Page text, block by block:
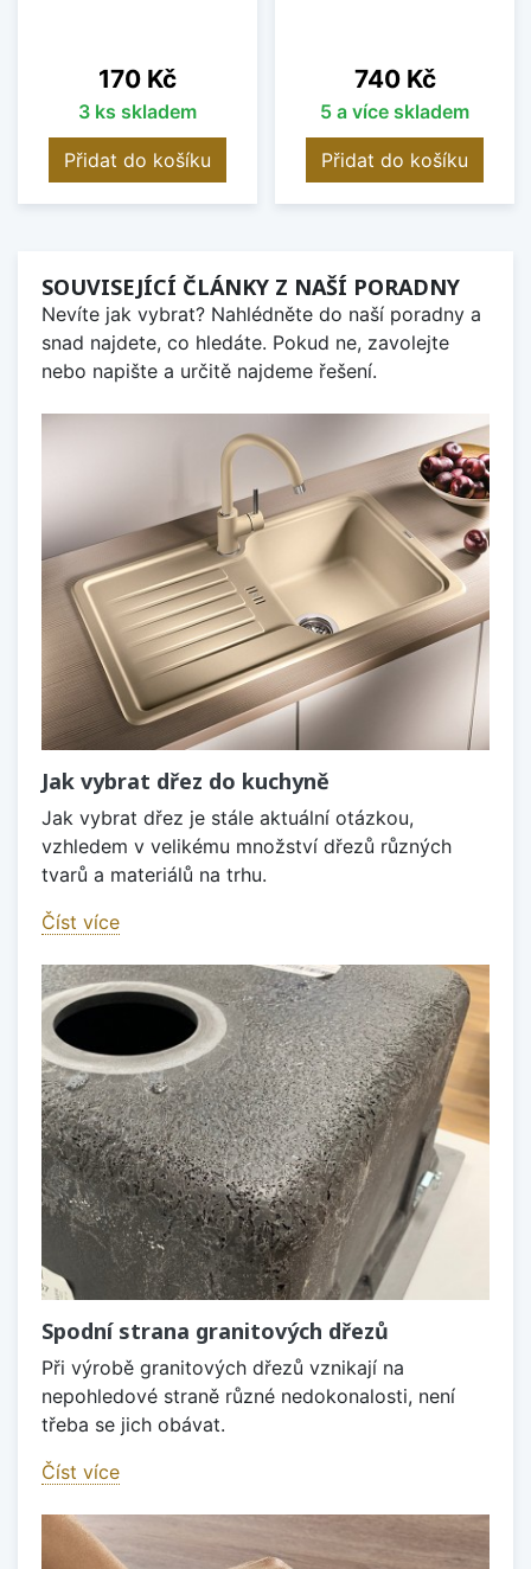
Cena
170 Kč
3 ks skladem
Přidat do košíku
Cena
740 Kč
5 a více skladem
Přidat do košíku
SOUVISEJÍCÍ ČLÁNKY Z NAŠÍ PORADNY
Nevíte jak vybrat? Nahlédněte do naší poradny a
snad najdete, co hledáte. Pokud ne, zavolejte
nebo napište a určitě najdeme řešení.
Jak vybrat dřez do kuchyně
Jak vybrat dřez je stále aktuální otázkou,
vzhledem v velikému množství dřezů různých
tvarů a materiálů na trhu.
Číst více
Spodní strana granitových dřezů
Při výrobě granitových dřezů vznikají na
nepohledové straně různé nedokonalosti, není
třeba se jich obávat.
Číst více